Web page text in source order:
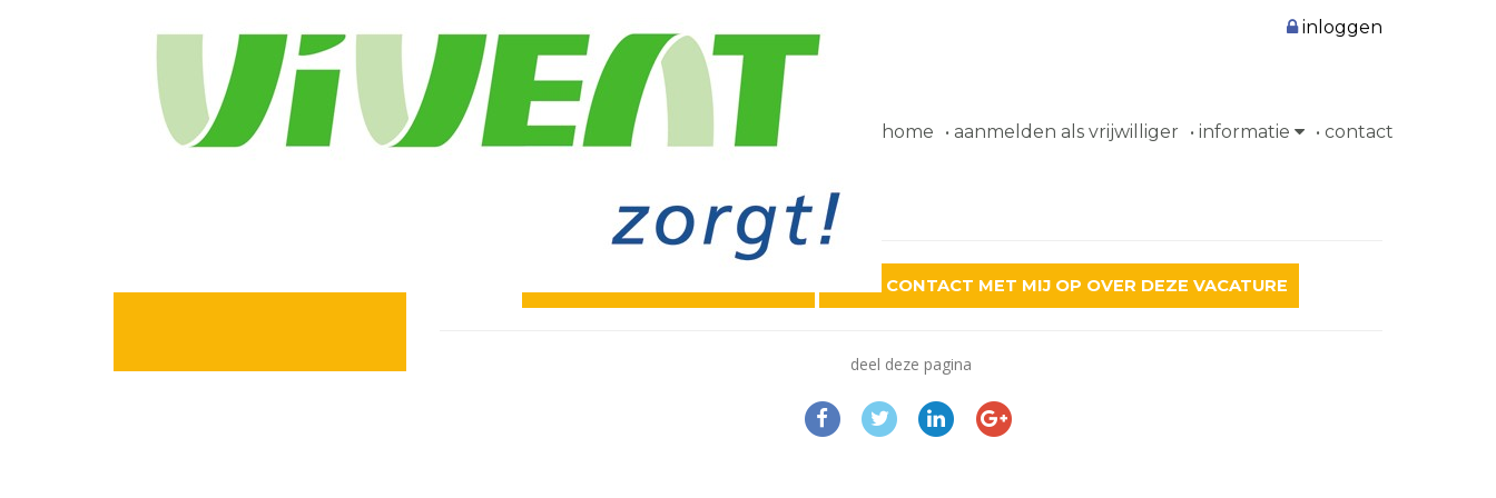
home aanmelden als vrijwilliger informatie contact
inloggen
Locatie:
NEEM CONTACT MET MIJ OP OVER DEZE VACATURE
deel deze pagina